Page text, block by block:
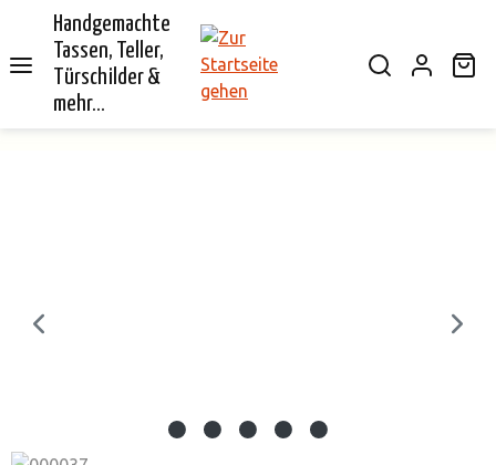
springen
Handgemachte
Tassen, Teller,
Türschilder &
mehr...